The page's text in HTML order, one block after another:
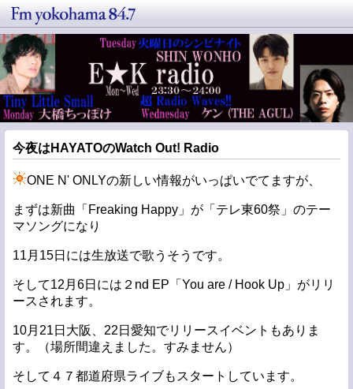
今夜はHAYATOのWatch Out! Radio
ONE N' ONLYの新しい情報がいっぱいでてますが、
まずは新曲「Freaking Happy」が「テレ東60祭」のテー
マソングになり
11月15日には生放送で歌うそうです。
そして12月6日には２nd EP「You are / Hook Up」がリリ
ースされます。
10月21日大阪、22日愛知でリリースイベントもありま
す。（場所間違えました。すみません）
そして４７都道府県ライブもスタートしています。